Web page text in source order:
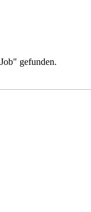
gefunden.